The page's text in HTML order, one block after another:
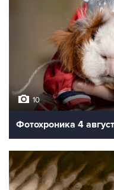
10
Фотохроника 4